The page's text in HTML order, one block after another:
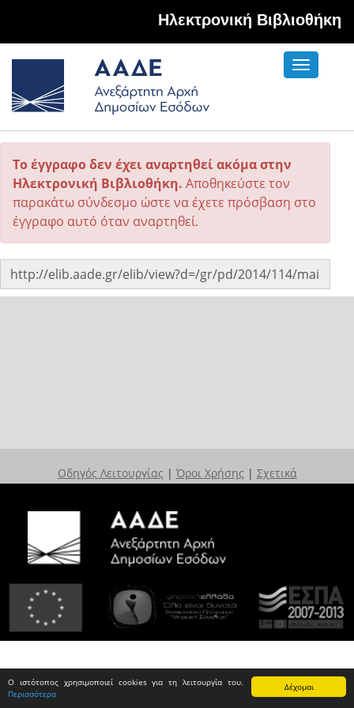
Δέχομαι
Ο ιστότοπος χρησιμοποιεί cookies για τη λειτουργία του.
Περισσότερα
Hλεκτρονική Βιβλιοθήκη
Toggle
Το έγγραφο δεν έχει αναρτηθεί ακόμα στην
Ηλεκτρονική Βιβλιοθήκη. Αποθηκεύστε τον
παρακάτω σύνδεσμο ώστε να έχετε πρόσβαση στο
έγγραφο αυτό όταν αναρτηθεί.
Οδηγός Λειτουργίας | Όροι Χρήσης | Σχετικά